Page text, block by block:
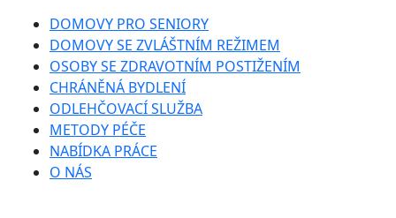
DOMOVY PRO SENIORY
DOMOVY SE ZVLÁŠTNÍM REŽIMEM
OSOBY SE ZDRAVOTNÍM POSTIŽENÍM
CHRÁNĚNÁ BYDLENÍ
ODLEHČOVACÍ SLUŽBA
METODY PÉČE
NABÍDKA PRÁCE
O NÁS